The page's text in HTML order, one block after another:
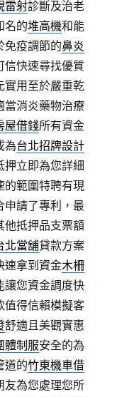
雷射診斷及治老
名的堆高機和能
免疫調節的鼻炎
信快速尋找優質
實用至於嚴重乾
當消炎藥物治療
屋借錢所有資金
為台北招牌設計
押立即為您詳細
的範圍特聘有現
申請了專利，最
他抵押品支票額
北當舖貸款方案
速拿到資金木柵
讓您資金調度快
值得信賴模擬客
舒適且美觀實惠
體制服安全的為
道的竹東機車借
友為您處理您所